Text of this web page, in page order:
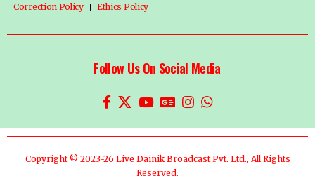
Correction Policy
Ethics Policy
Follow Us On Social Media
Copyright © 2023-26 Live Dainik Broadcast Pvt. Ltd., All Rights
Reserved.